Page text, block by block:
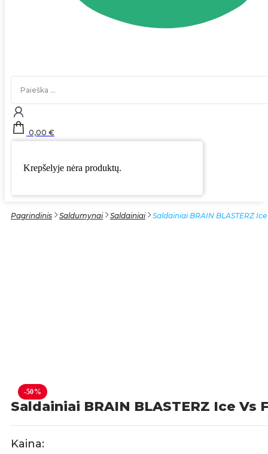
Search
0,00 €
Krepšelyje nėra produktų.
Pagrindinis Saldumynai Saldainiai Saldainiai BRAIN BLASTERZ
-50%
Saldainiai BRAIN BLASTERZ Ice Vs
Kaina: